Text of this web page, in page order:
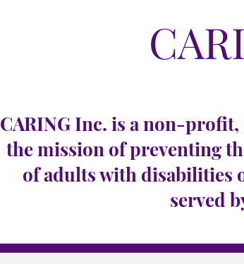
CARING Inc. is a non-profit,
the mission of preventing
of adults with disabilities
served